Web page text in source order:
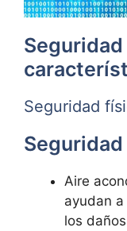
Seguridad
Aire
ayudan
los